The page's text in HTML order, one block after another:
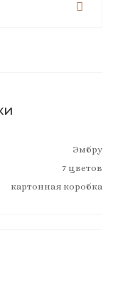
Эмбру
7 цветов
картонная коробка